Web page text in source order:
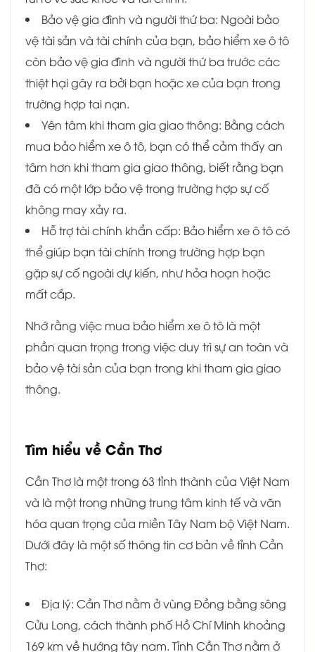
Bảo vệ gia đình và người thứ ba: Ngoài bảo
vệ tài sản và tài chính của bạn, bảo hiểm xe ô tô
còn bảo vệ gia đình và người thứ ba trước các
thiệt hại gây ra bởi bạn hoặc xe của bạn trong
trường hợp tai nạn.
Yên tâm khi tham gia giao thông: Bằng cách
mua bảo hiểm xe ô tô, bạn có thể cảm thấy an
tâm hơn khi tham gia giao thông, biết rằng bạn
đã có một lớp bảo vệ trong trường hợp sự cố
không may xảy ra.
Hỗ trợ tài chính khẩn cấp: Bảo hiểm xe ô tô có
thể giúp bạn tài chính trong trường hợp bạn
gặp sự cố ngoài dự kiến, như hỏa hoạn hoặc
mất cắp.
Nhớ rằng việc mua bảo hiểm xe ô tô là một
phần quan trọng trong việc duy trì sự an toàn và
bảo vệ tài sản của bạn trong khi tham gia giao
thông.
Tìm hiểu về Cần Thơ
Cần Thơ là một trong 63 tỉnh thành của Việt Nam
và là một trong những trung tâm kinh tế và văn
hóa quan trọng của miền Tây Nam bộ Việt Nam.
Dưới đây là một số thông tin cơ bản về tỉnh Cần
Thơ:
Địa lý: Cần Thơ nằm ở vùng Đồng bằng sông
Cửu Long, cách thành phố Hồ Chí Minh khoảng
169 km về hướng tây nam. Tỉnh Cần Thơ nằm ở